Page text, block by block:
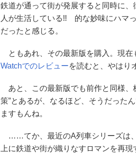
鉄道が通って街が発展すると同時に
人が生活している!! 的な妙味にハマ
だったと感じる。
ともあれ、その最新版を購入。現在
Watchでのレビューを読むと、やはり
あと、この最新版でも前作と同様、
策”とあるが、なるほど、そうだった
ますもんね。
……てか、最近のA列車シリーズは、
上に鉄道や街が織りなすロマンを再